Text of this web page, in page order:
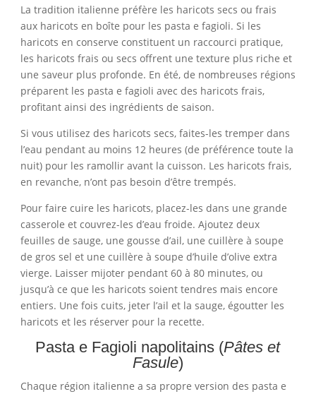
La tradition italienne préfère les haricots secs ou frais
aux haricots en boîte pour les pasta e fagioli. Si les
haricots en conserve constituent un raccourci pratique,
les haricots frais ou secs offrent une texture plus riche et
une saveur plus profonde. En été, de nombreuses régions
préparent les pasta e fagioli avec des haricots frais,
profitant ainsi des ingrédients de saison.
Si vous utilisez des haricots secs, faites-les tremper dans
l’eau pendant au moins 12 heures (de préférence toute la
nuit) pour les ramollir avant la cuisson. Les haricots frais,
en revanche, n’ont pas besoin d’être trempés.
Pour faire cuire les haricots, placez-les dans une grande
casserole et couvrez-les d’eau froide. Ajoutez deux
feuilles de sauge, une gousse d’ail, une cuillère à soupe
de gros sel et une cuillère à soupe d’huile d’olive extra
vierge. Laisser mijoter pendant 60 à 80 minutes, ou
jusqu’à ce que les haricots soient tendres mais encore
entiers. Une fois cuits, jeter l’ail et la sauge, égoutter les
haricots et les réserver pour la recette.
Pasta e Fagioli napolitains (Pâtes et
Fasule)
Chaque région italienne a sa propre version des pasta e